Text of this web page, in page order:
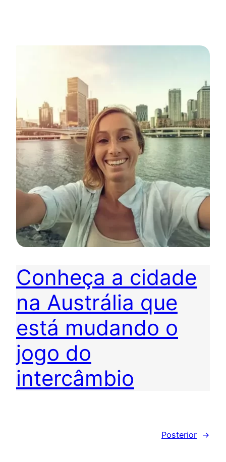
Conheça a cidade
na Austrália que
está mudando o
jogo do
intercâmbio
Posterior →